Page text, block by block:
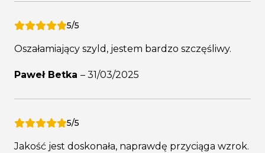
5/5
Oszałamiający szyld, jestem bardzo szczęśliwy.
Paweł Betka – 31/03/2025
5/5
Jakość jest doskonała, naprawdę przyciąga wzrok.